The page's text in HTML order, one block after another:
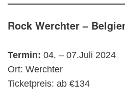
Rock Werchter –
Termin: 04. – 07.Juli 2024
Ort: Werchter
Ticketpreis: ab €134